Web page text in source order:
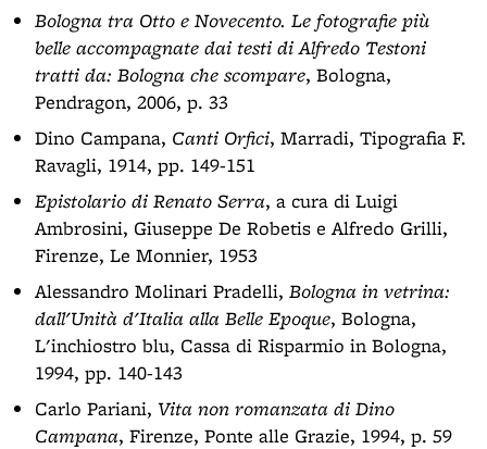
Bologna tra Otto e Novecento. Le fotografie più
belle accompagnate dai testi di Alfredo Testoni
tratti da: Bologna che scompare, Bologna,
Pendragon, 2006, p. 33
Dino Campana, Canti Orfici, Marradi, Tipografia F.
Ravagli, 1914, pp. 149-151
Epistolario di Renato Serra, a cura di Luigi
Ambrosini, Giuseppe De Robetis e Alfredo Grilli,
Firenze, Le Monnier, 1953
Alessandro Molinari Pradelli, Bologna in vetrina:
dall'Unità d'Italia alla Belle Epoque, Bologna,
L'inchiostro blu, Cassa di Risparmio in Bologna,
1994, pp. 140-143
Carlo Pariani, Vita non romanzata di Dino
Campana, Firenze, Ponte alle Grazie, 1994, p. 59